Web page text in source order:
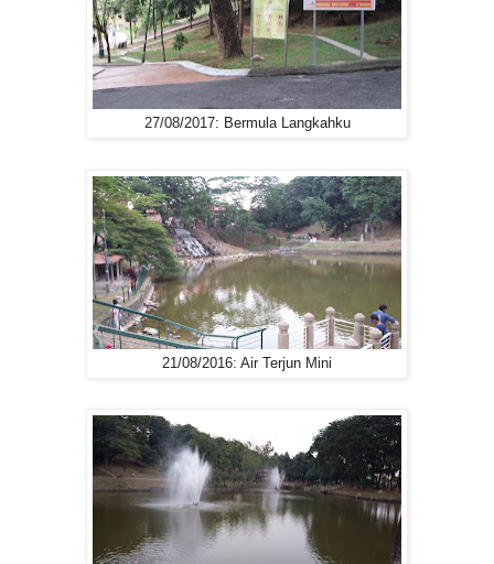
27/08/2017: Bermula Langkahku
21/08/2016: Air Terjun Mini